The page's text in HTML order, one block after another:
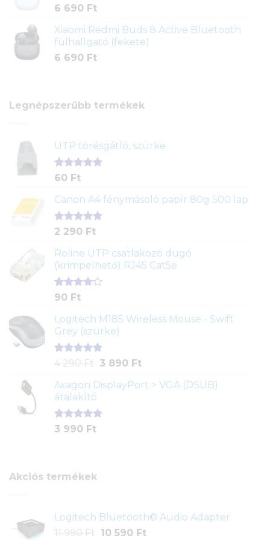
6 690 Ft
Xiaomi Redmi Buds 8 Active Bluetooth
fülhallgató (fekete)
6 690 Ft
Legnépszerűbb termékek
UTP törésgátló, szürke
Értékelés
ből,
1
értékelés
alapján
60 Ft
Canon A4 fénymásoló papír 80g 500 lap
Értékelés
ből,
2
értékelés
alapján
2 290 Ft
Roline UTP csatlakozó dugó
(krimpelhető) RJ45 Cat5e
Értékelés
5-ből,
2
értékelés
alapján
90 Ft
Logitech M185 Wireless Mouse - Swift
Grey (szürke)
Értékelés
ből,
1
értékelés
alapján
4 290 Ft
Original
was:
290 Ft.
3 890 FtCurrent
is:
Axagon DisplayPort > VGA (DSUB)
átalakító
Értékelés
1
3 990 Ft
Akciós termékek
Logitech Bluetooth© Audio Adapter
11 990 Ft
Original
10 590 FtCurrent